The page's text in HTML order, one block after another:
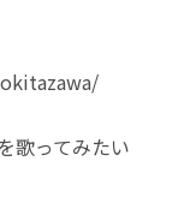
歌ってみたい